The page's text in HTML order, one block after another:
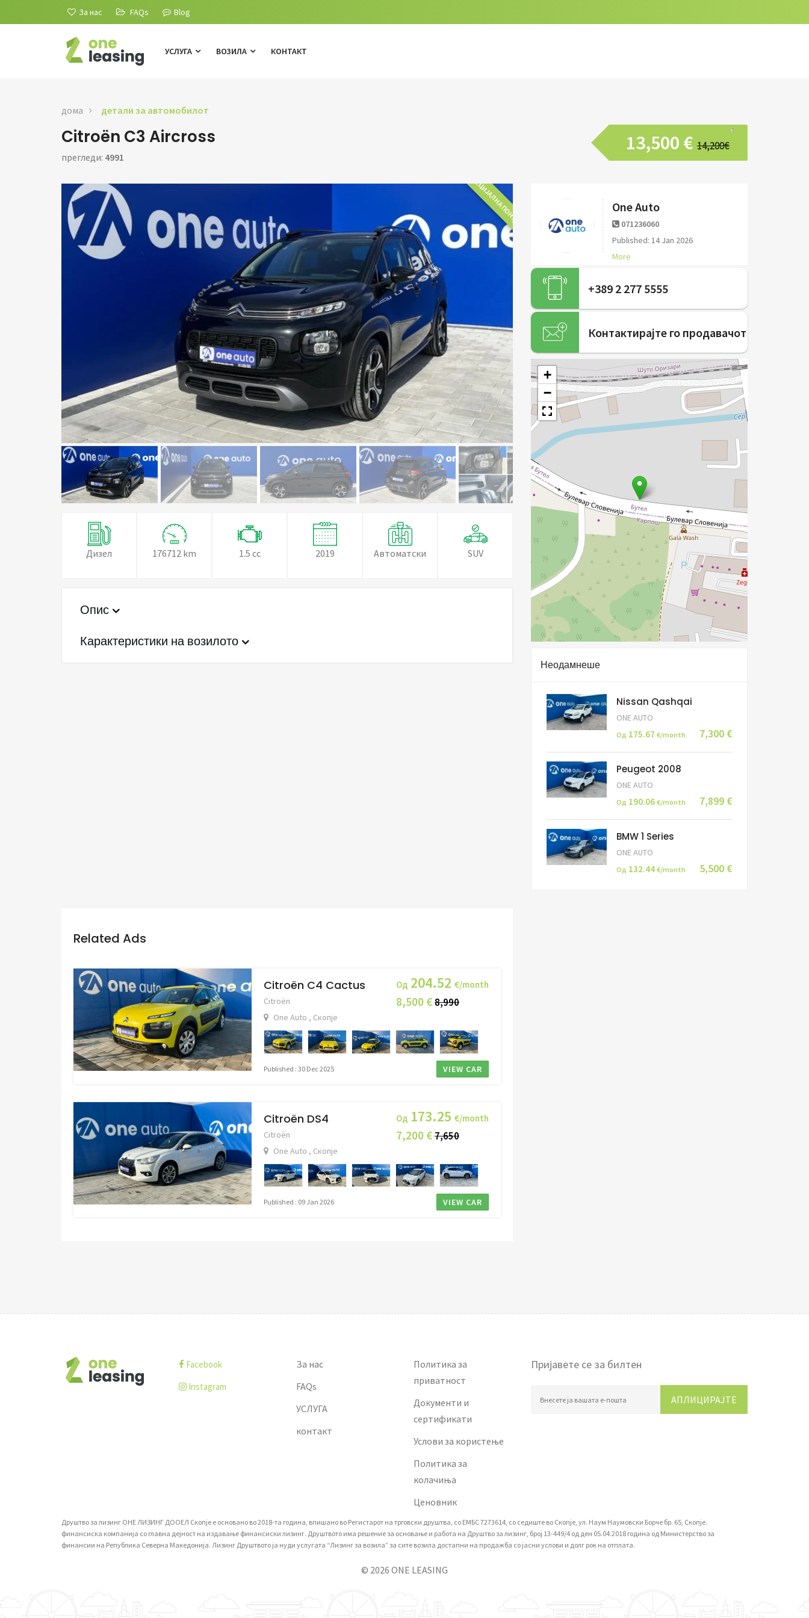
За нас FAQs Blog
УСЛУГА ВОЗИЛА КОНТАКТ
дома детали за автомобилот
Citroën C3 Aircross
прегледи: 4991
13,500 € 14,200€
СПЕЦИЈАЛНА ПОНУДА
Дизел 176712 km 1.5 cc 2019 Автоматски SUV
Опис
Карактеристики на возилото
One Auto
071236060
Published: 14 Jan 2026
More
+389 2 277 5555
Контактирајте го продавачот
+
−
Неодамнеше
Nissan Qashqai
ONE AUTO
Од 175.67 €/month 7,300 €
Peugeot 2008
ONE AUTO
Од 190.06 €/month 7,899 €
BMW 1 Series
ONE AUTO
Од 132.44 €/month 5,500 €
Related Ads
Од204.52 €/month
8,500 €8,990
Citroën C4 Cactus
Citroën
One Auto , Скопје
Published : 30 Dec 2025 VIEW CAR
Од173.25 €/month
7,200 €7,650
Citroën DS4
Citroën
One Auto , Скопје
Published : 09 Jan 2026 VIEW CAR
Facebook
Instagram
За нас
FAQs
УСЛУГА
контакт
Политика за
приватност
Документи и
сертификати
Услови за користење
Политика за
колачиња
Ценовник
Пријавете се за билтен
АПЛИЦИРАЈТЕ
Друштво за лизинг ОНЕ ЛИЗИНГ ДООЕЛ Скопје е основано во 2018-та година, впишано вo Регистарот на трговски друштва, со ЕМБС 7273614, со седиште во Скопје, ул. Наум Наумовски Борче бр. 65, Скопје.
финансиска компанија со главна дејност на издавање финансиски лизинг. Друштвото има решение за основање и работа на Друштво за лизинг, број 13-449/4 од ден 05.04.2018 година од Министерство за
финансии на Република Северна Македонија. Лизинг Друштвото ја нуди услугата “Лизинг за возила” за сите возила достапни на продажба со јасни услови и долг рок на отплата.
© 2026 ONE LEASING